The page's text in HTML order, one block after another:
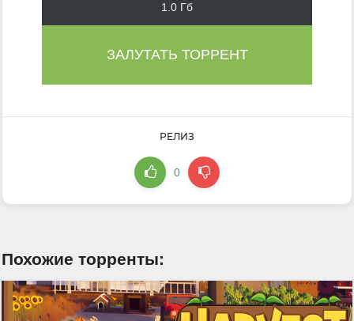
1.0 Гб
ЗАЛУТАТЬ ТОРРЕНТ
РЕЛИЗ
0
Похожие торренты: